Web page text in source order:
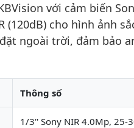
với cảm biến
(120dB) cho hình ảnh
ngoài trời, đảm bảo
Thông số
1/3'' Sony NIR 4.0Mp, 25-